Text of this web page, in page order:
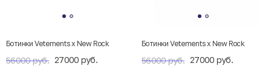
Ботинки Vetements x New Rock
56000 руб. 27000 руб.
Ботинки Vetements x New Rock
56000 руб. 27000 руб.